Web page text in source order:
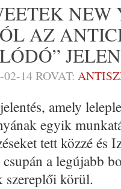
AZ
02-14ROVAT:
amely
egyik
tett közzé és
csupán a legújabb
szereplői körül.